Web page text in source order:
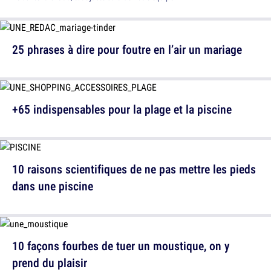
25 phrases à dire pour foutre en l’air un mariage
10 raisons scientifiques de ne pas mettre les pieds
dans une piscine
+65 indispensables pour la plage et la piscine
10 façons fourbes de tuer un moustique, on y
prend du plaisir